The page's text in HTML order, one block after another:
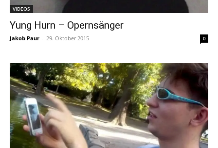
VIDEOS
Yung Hurn – Opernsänger
Jakob Paur - 29. Oktober 2015 0